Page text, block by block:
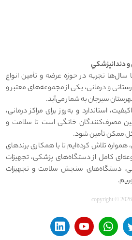
دندانپزشکي
تجربه در حوزه عرضه و تأمین انواع
و درمانی، یکی از مجموعه‌های معتبر و
سیرجان به شمار می‌آید.
استاندارد و به‌روز برای مراکز درمانی،
مصرف‌کنندگان خانگی است تا سلامت و
ممکن تأمین شود.
تلاش کرده‌ایم تا با همکاری برندهای
کامل از دستگاه‌های پزشکی، تجهیزات
دستگاه‌های سنجش سلامت و تجهیزات
copyright ©